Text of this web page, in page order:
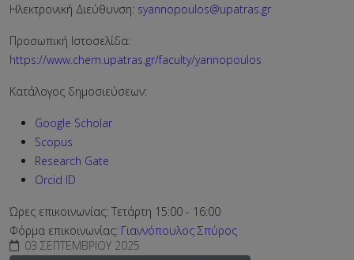
Ηλεκτρονική Διεύθυνση: syannopoulos@upatras.gr
Προσωπική Ιστοσελίδα:
https://www.chem.upatras.gr/faculty/yannopoulos
Κατάλογος δημοσιεύσεων:
Google Scholar
Scopus
Research Gate
Orcid ID
Ώρες επικοινωνίας: Τετάρτη 15:00 - 16:00
Φόρμα επικοινωνίας: Γιαννόπουλος Σπύρος
03 ΣΕΠΤΕΜΒΡΊΟΥ 2025